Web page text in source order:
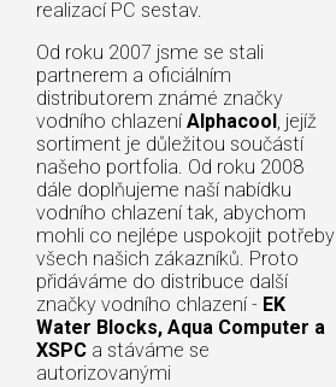
realizací PC sestav.
Od roku 2007 jsme se stali
partnerem a oficiálním
distributorem známé značky
vodního chlazení Alphacool, jejíž
sortiment je důležitou součástí
našeho portfolia. Od roku 2008
dále doplňujeme naší nabídku
vodního chlazení tak, abychom
mohli co nejlépe uspokojit potřeby
všech našich zákazníků. Proto
přidáváme do distribuce další
značky vodního chlazení - EK
Water Blocks, Aqua Computer a
XSPC a stáváme se
autorizovanými